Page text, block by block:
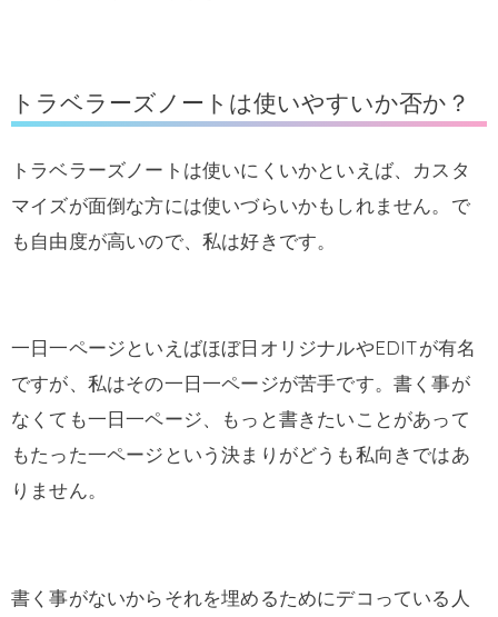
トラベラーズノートは使いやすいか否か？
トラベラーズノートは使いにくいかといえば、カスタ
マイズが面倒な方には使いづらいかもしれません。で
も自由度が高いので、私は好きです。
一日一ページといえばほぼ日オリジナルやEDITが有名
ですが、私はその一日一ページが苦手です。書く事が
なくても一日一ページ、もっと書きたいことがあって
もたった一ページという決まりがどうも私向きではあ
りません。
書く事がないからそれを埋めるためにデコっている人